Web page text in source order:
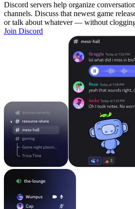
Discord servers help organize
channels. Discuss that newest game
or talk about whatever — without
Join Discord